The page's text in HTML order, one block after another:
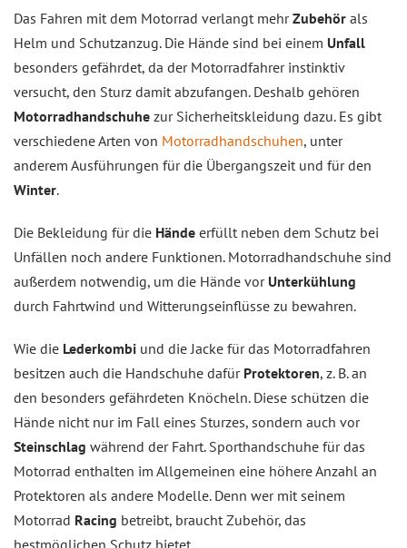
Das Fahren mit dem Motorrad verlangt mehrZubehör als
Helm und Schutzanzug. Die Hände sind bei einem Unfall
besonders gefährdet, da der Motorradfahrer instinktiv
versucht, den Sturz damit abzufangen. Deshalb gehören
Motorradhandschuhe zur Sicherheitskleidung dazu. Es gibt
verschiedene Arten von Motorradhandschuhen, unter
anderem Ausführungen für die Übergangszeit und für den
Winter.
Die Bekleidung für die Hände erfüllt neben dem Schutz bei
Unfällen noch andere Funktionen. Motorradhandschuhe sind
außerdem notwendig, um die Hände vor Unterkühlung
durch Fahrtwind und Witterungseinflüsse zu bewahren.
Wie die Lederkombi und die Jacke für das Motorradfahren
besitzen auch die Handschuhe dafür Protektoren, z. B. an
den besonders gefährdeten Knöcheln. Diese schützen die
Hände nicht nur im Fall eines Sturzes, sondern auch vor
Steinschlag während der Fahrt. Sporthandschuhe für das
Motorrad enthalten im Allgemeinen eine höhere Anzahl an
Protektoren als andere Modelle. Denn wer mit seinem
Motorrad Racing betreibt, braucht Zubehör, das
bestmöglichen Schutz bietet.